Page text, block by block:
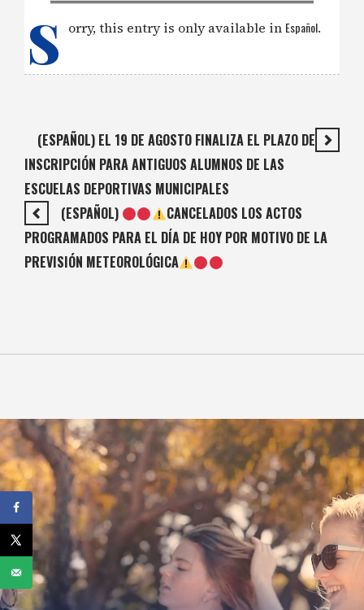
S orry, this entry is only available in Español.
(ESPAÑOL) EL 19 DE AGOSTO FINALIZA EL PLAZO DE
INSCRIPCIÓN PARA ANTIGUOS ALUMNOS DE LAS
ESCUELAS DEPORTIVAS MUNICIPALES
(ESPAÑOL)
CANCELADOS LOS ACTOS
PROGRAMADOS PARA EL DÍA DE HOY POR MOTIVO DE LA
PREVISIÓN METEOROLÓGICA